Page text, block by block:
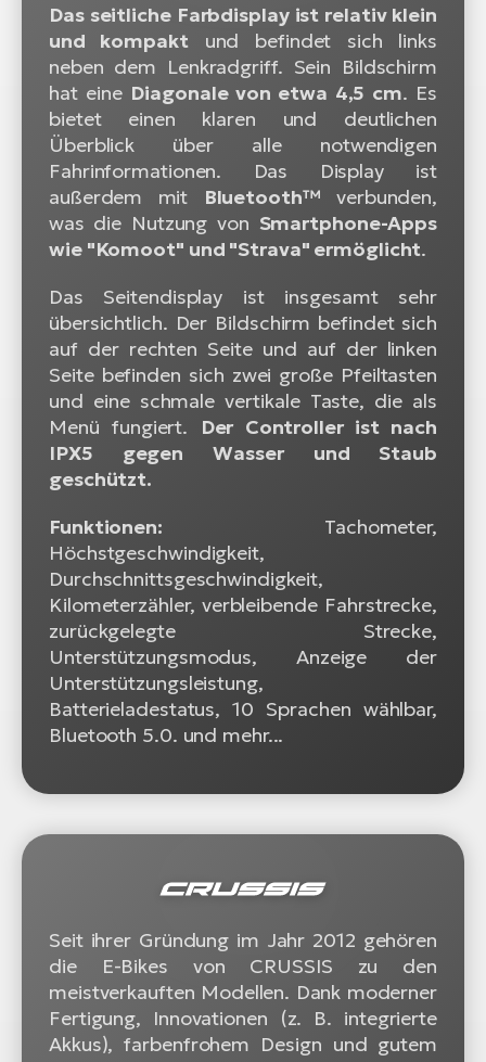
Das seitliche Farbdisplay ist relativ klein
und kompaktund befindet sich links
neben dem Lenkradgriff. Sein Bildschirm
hat eine Diagonale von etwa 4,5 cm. Es
bietet einen klaren und deutlichen
Überblick über alle notwendigen
Fahrinformationen. Das Display ist
außerdem mit
Bluetooth™ verbunden,
was die Nutzung von Smartphone-Apps
wie "Komoot" und "Strava" ermöglicht.
Das Seitendisplay ist insgesamt sehr
übersichtlich. Der Bildschirm befindet sich
auf der rechten Seite und auf der linken
Seite befinden sich zwei große Pfeiltasten
und eine schmale vertikale Taste, die als
Menü fungiert.
Der Controller ist nach
IPX5 gegen Wasser und Staub
geschützt.
Funktionen: Tachometer,
Höchstgeschwindigkeit,
Durchschnittsgeschwindigkeit,
Kilometerzähler, verbleibende Fahrstrecke,
zurückgelegte Strecke,
Unterstützungsmodus, Anzeige der
Unterstützungsleistung,
Batterieladestatus, 10 Sprachen wählbar,
Bluetooth 5.0. und mehr...
Seit ihrer Gründung im Jahr 2012 gehören
die E-Bikes von CRUSSIS zu den
meistverkauften Modellen. Dank moderner
Fertigung, Innovationen (z. B. integrierte
Akkus), farbenfrohem Design und gutem